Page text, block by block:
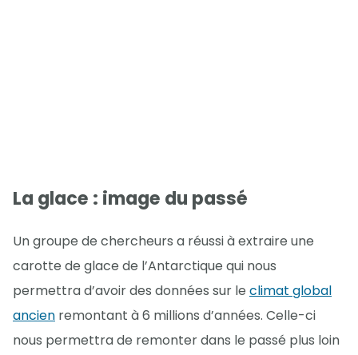
La glace : image du passé
Un groupe de chercheurs a réussi à extraire une
carotte de glace de l’Antarctique qui nous
permettra d’avoir des données sur le climat global
ancien remontant à 6 millions d’années. Celle-ci
nous permettra de remonter dans le passé plus loin